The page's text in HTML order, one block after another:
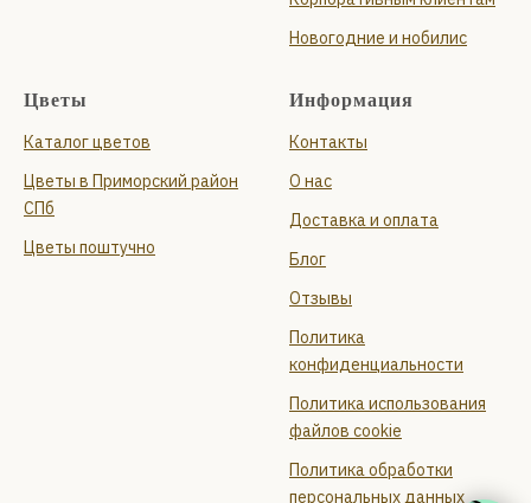
Новогодние и нобилис
Цветы
Каталог цветов
Цветы в Приморский район
СПб
Цветы поштучно
Информация
Контакты
О нас
Доставка и оплата
Блог
Отзывы
Политика
конфиденциальности
Политика использования
файлов cookie
Политика обработки
персональных данных